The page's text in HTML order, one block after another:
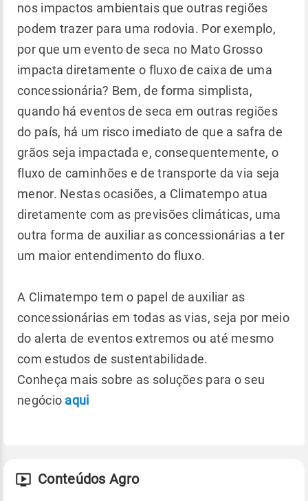
nos impactos ambientais que outras regiões
podem trazer para uma rodovia. Por exemplo,
por que um evento de seca no Mato Grosso
impacta diretamente o fluxo de caixa de uma
concessionária? Bem, de forma simplista,
quando há eventos de seca em outras regiões
do país, há um risco imediato de que a safra de
grãos seja impactada e, consequentemente, o
fluxo de caminhões e de transporte da via seja
menor. Nestas ocasiões, a Climatempo atua
diretamente com as previsões climáticas, uma
outra forma de auxiliar as concessionárias a ter
um maior entendimento do fluxo.
A Climatempo tem o papel de auxiliar as
concessionárias em todas as vias, seja por meio
do alerta de eventos extremos ou até mesmo
com estudos de sustentabilidade.
Conheça mais sobre as soluções para o seu
negócio aqui
Conteúdos Agro